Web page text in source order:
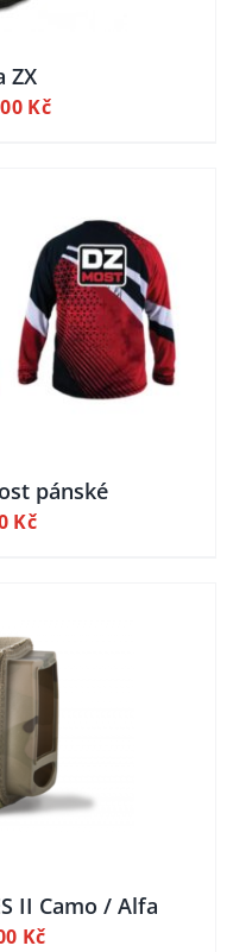
ZX
Kč
pánské
Kč
II Camo / Alfa
Kč